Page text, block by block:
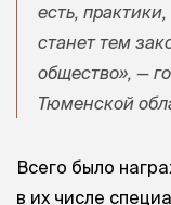
есть,
станет тем
общество», —
Тюменской
Всего было
в их числе